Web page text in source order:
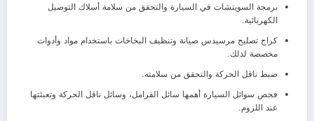
برمجة السويتشات في السيارة والتحقق من سلامة أسلاك التوصيل
الكهربائية.
كراج تصليح مرسيدس صيانة وتنظيف البخاخات باستخدام مواد وأدوات
مخصصة لذلك.
ضبط ناقل الحركة والتحقق من سلامته.
فحص سوائل السيارة أهمها سائل الفرامل، وسائل ناقل الحركة وتعبئتها
عند اللزوم.